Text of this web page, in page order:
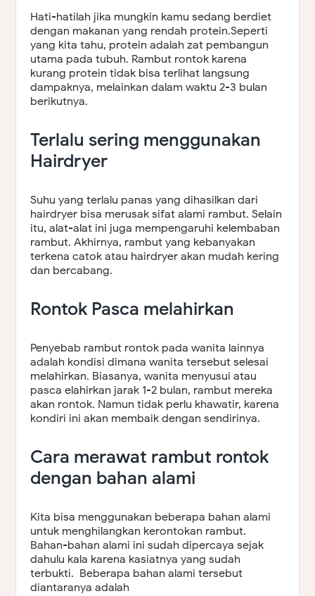
Hati-hatilah jika mungkin kamu sedang berdiet
dengan makanan yang rendah protein.Seperti
yang kita tahu, protein adalah zat pembangun
utama pada tubuh. Rambut rontok karena
kurang protein tidak bisa terlihat langsung
dampaknya, melainkan dalam waktu 2-3 bulan
berikutnya.
Terlalu sering menggunakan
Hairdryer
Suhu yang terlalu panas yang dihasilkan dari
hairdryer bisa merusak sifat alami rambut. Selain
itu, alat-alat ini juga mempengaruhi kelembaban
rambut. Akhirnya, rambut yang kebanyakan
terkena catok atau hairdryer akan mudah kering
dan bercabang.
Rontok Pasca melahirkan
Penyebab rambut rontok pada wanita lainnya
adalah kondisi dimana wanita tersebut selesai
melahirkan. Biasanya, wanita menyusui atau
pasca elahirkan jarak 1-2 bulan, rambut mereka
akan rontok. Namun tidak perlu khawatir, karena
kondiri ini akan membaik dengan sendirinya.
Cara merawat rambut rontok
dengan bahan alami
Kita bisa menggunakan beberapa bahan alami
untuk menghilangkan kerontokan rambut.
Bahan-bahan alami ini sudah dipercaya sejak
dahulu kala karena kasiatnya yang sudah
terbukti. Beberapa bahan alami tersebut
diantaranya adalah